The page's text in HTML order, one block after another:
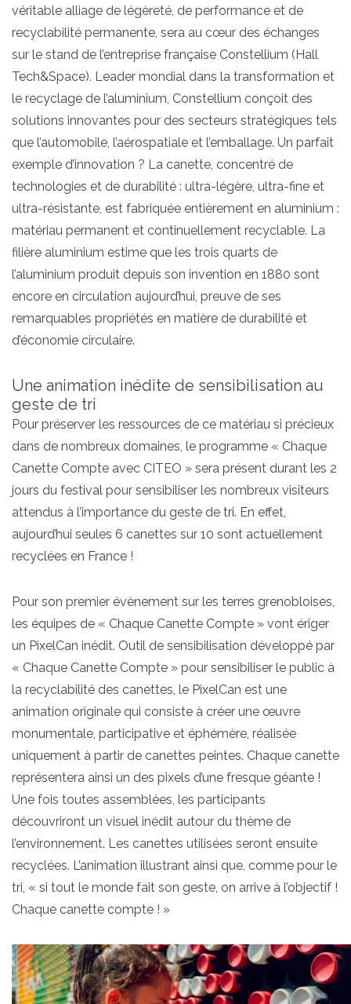
véritable alliage de légèreté, de performance et de
recyclabilité permanente, sera au cœur des échanges
sur le stand de l’entreprise française Constellium (Hall
Tech&Space). Leader mondial dans la transformation et
le recyclage de l’aluminium, Constellium conçoit des
solutions innovantes pour des secteurs stratégiques tels
que l’automobile, l’aérospatiale et l’emballage. Un parfait
exemple d’innovation ? La canette, concentré de
technologies et de durabilité : ultra-légère, ultra-fine et
ultra-résistante, est fabriquée entièrement en aluminium :
matériau permanent et continuellement recyclable. La
filière aluminium estime que les trois quarts de
l’aluminium produit depuis son invention en 1880 sont
encore en circulation aujourd’hui, preuve de ses
remarquables propriétés en matière de durabilité et
d’économie circulaire.
Une animation inédite de sensibilisation au
geste de tri
Pour préserver les ressources de ce matériau si précieux
dans de nombreux domaines, le programme « Chaque
Canette Compte avec CITEO » sera présent durant les 2
jours du festival pour sensibiliser les nombreux visiteurs
attendus à l’importance du geste de tri. En effet,
aujourd’hui seules 6 canettes sur 10 sont actuellement
recyclées en France !
Pour son premier évènement sur les terres grenobloises,
les équipes de « Chaque Canette Compte » vont ériger
un PixelCan inédit. Outil de sensibilisation développé par
« Chaque Canette Compte » pour sensibiliser le public à
la recyclabilité des canettes, le PixelCan est une
animation originale qui consiste à créer une œuvre
monumentale, participative et éphémère, réalisée
uniquement à partir de canettes peintes. Chaque canette
représentera ainsi un des pixels d’une fresque géante !
Une fois toutes assemblées, les participants
découvriront un visuel inédit autour du thème de
l’environnement. Les canettes utilisées seront ensuite
recyclées. L’animation illustrant ainsi que, comme pour le
tri, « si tout le monde fait son geste, on arrive à l’objectif !
Chaque canette compte ! »